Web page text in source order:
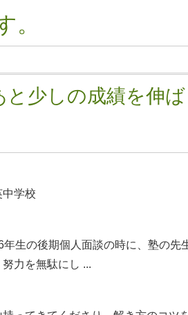
。
と少しの成績を伸ば
中学校
生の後期個人面談の時に、塾の先
力を無駄にし ...